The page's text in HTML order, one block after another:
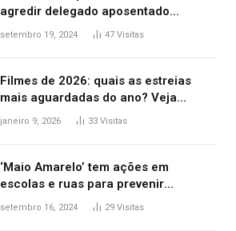
agredir delegado aposentado
durante confusão no trânsito
setembro 19, 2024 47 Visitas
Filmes de 2026: quais as estreias
mais aguardadas do ano? Veja
principais lançamentos do cinema
janeiro 9, 2026 33 Visitas
‘Maio Amarelo’ tem ações em
escolas e ruas para prevenir
acidentes no trânsito no AP
setembro 16, 2024 29 Visitas